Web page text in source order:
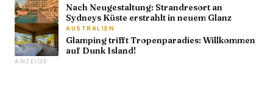
Nach Neugestaltung: Strandresort an
Sydneys Küste erstrahlt in neuem Glanz
AUSTRALIEN
Glamping trifft Tropenparadies: Willkommen
auf Dunk Island!
ANZEIGE